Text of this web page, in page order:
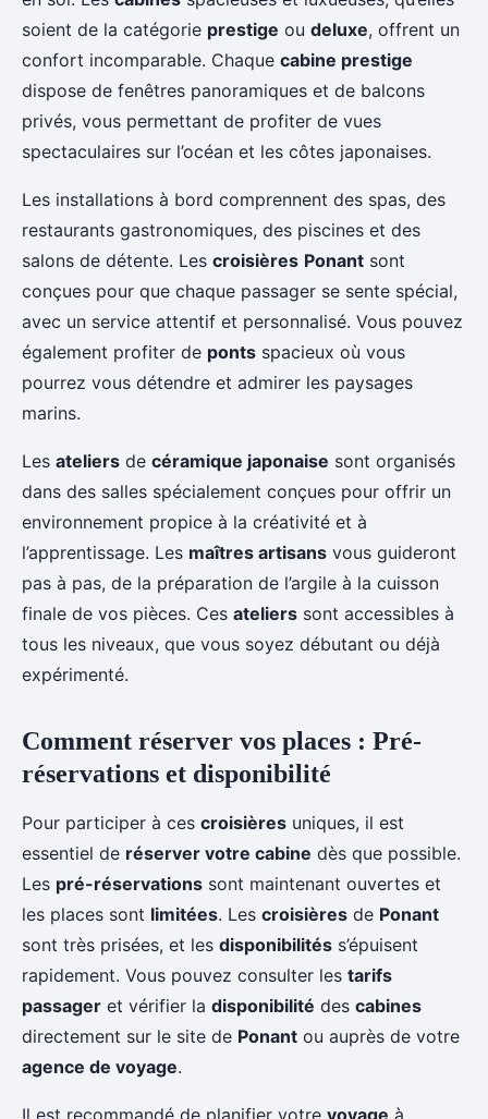
soient de la catégorie prestige ou deluxe, offrent un
confort incomparable. Chaque cabine prestige
dispose de fenêtres panoramiques et de balcons
privés, vous permettant de profiter de vues
spectaculaires sur l’océan et les côtes japonaises.
Les installations à bord comprennent des spas, des
restaurants gastronomiques, des piscines et des
salons de détente. Les croisières Ponant sont
conçues pour que chaque passager se sente spécial,
avec un service attentif et personnalisé. Vous pouvez
également profiter de ponts spacieux où vous
pourrez vous détendre et admirer les paysages
marins.
Les ateliers de céramique japonaise sont organisés
dans des salles spécialement conçues pour offrir un
environnement propice à la créativité et à
l’apprentissage. Les maîtres artisans vous guideront
pas à pas, de la préparation de l’argile à la cuisson
finale de vos pièces. Ces ateliers sont accessibles à
tous les niveaux, que vous soyez débutant ou déjà
expérimenté.
Comment réserver vos places : Pré-
réservations et disponibilité
Pour participer à ces croisières uniques, il est
essentiel de réserver votre cabine dès que possible.
Les pré-réservations sont maintenant ouvertes et
les places sont limitées. Les croisières de Ponant
sont très prisées, et les disponibilités s’épuisent
rapidement. Vous pouvez consulter les tarifs
passager et vérifier la disponibilité des cabines
directement sur le site de Ponant ou auprès de votre
agence de voyage.
Il est recommandé de planifier votre voyage à